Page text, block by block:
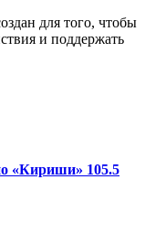
для того, чтобы
и поддержать
«Кириши» 105.5